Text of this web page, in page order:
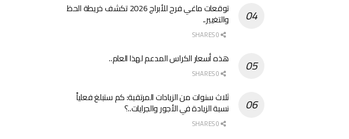
توقعات ماغي فرح للأبراج 2026 تكشف خريطة الحظ
والتغيير..
هذه أسعار الكراس المدعم لهذا العام..
ثلاث سنوات من الزيادات المرتقبة: كم ستبلغ فعلياً
نسبة الزيادة في الأجور والجرايات..؟